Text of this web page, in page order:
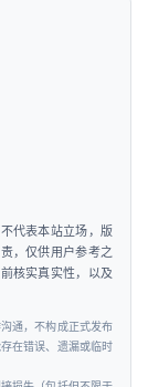
代表本站立场，版
，仅供用户参考之
核实真实性，以及
通，不构成正式发布
在错误、遗漏或临时